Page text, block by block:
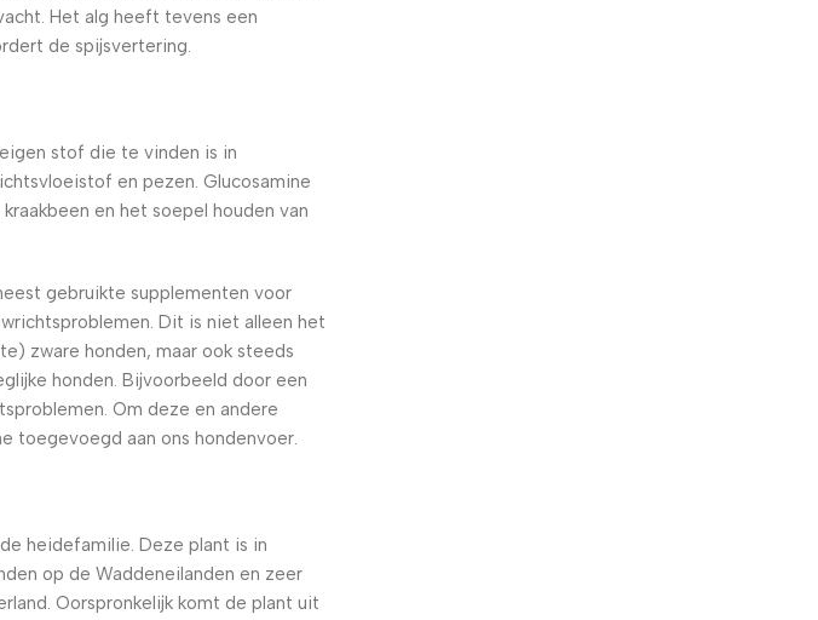
Het alg heeft tevens een
de spijsvertering.
stof die te vinden is in
en pezen. Glucosamine
en het soepel houden van
gebruikte supplementen voor
Dit is niet alleen het
zware honden, maar ook steeds
honden. Bijvoorbeeld door een
Om deze en andere
toegevoegd aan ons hondenvoer.
heidefamilie. Deze plant is in
op de Waddeneilanden en zeer
Oorspronkelijk komt de plant uit